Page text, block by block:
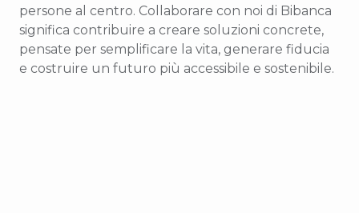
persone al centro. Collaborare con noi di Bibanca
significa contribuire a creare soluzioni concrete,
pensate per semplificare la vita, generare fiducia
e costruire un futuro più accessibile e sostenibile.